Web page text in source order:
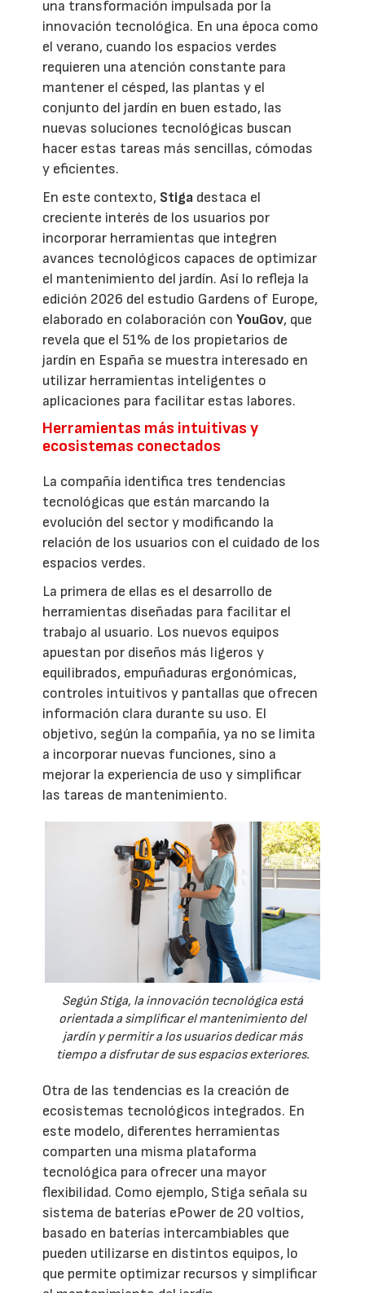
una transformación impulsada por la
innovación tecnológica. En una época como
el verano, cuando los espacios verdes
requieren una atención constante para
mantener el césped, las plantas y el
conjunto del jardín en buen estado, las
nuevas soluciones tecnológicas buscan
hacer estas tareas más sencillas, cómodas
y eficientes.
En este contexto, Stiga destaca el
creciente interés de los usuarios por
incorporar herramientas que integren
avances tecnológicos capaces de optimizar
el mantenimiento del jardín. Así lo refleja la
edición 2026 del estudio Gardens of Europe,
elaborado en colaboración conYouGov, que
revela que el 51% de los propietarios de
jardín en España se muestra interesado en
utilizar herramientas inteligentes o
aplicaciones para facilitar estas labores.
Herramientas más intuitivas y
ecosistemas conectados
La compañía identifica tres tendencias
tecnológicas que están marcando la
evolución del sector y modificando la
relación de los usuarios con el cuidado de los
espacios verdes.
La primera de ellas es el desarrollo de
herramientas diseñadas para facilitar el
trabajo al usuario. Los nuevos equipos
apuestan por diseños más ligeros y
equilibrados, empuñaduras ergonómicas,
controles intuitivos y pantallas que ofrecen
información clara durante su uso. El
objetivo, según la compañía, ya no se limita
a incorporar nuevas funciones, sino a
mejorar la experiencia de uso y simplificar
las tareas de mantenimiento.
Según Stiga, la innovación tecnológica está
orientada a simplificar el mantenimiento del
jardín y permitir a los usuarios dedicar más
tiempo a disfrutar de sus espacios exteriores.
Otra de las tendencias es la creación de
ecosistemas tecnológicos integrados. En
este modelo, diferentes herramientas
comparten una misma plataforma
tecnológica para ofrecer una mayor
flexibilidad. Como ejemplo, Stiga señala su
sistema de baterías ePower de 20 voltios,
basado en baterías intercambiables que
pueden utilizarse en distintos equipos, lo
que permite optimizar recursos y simplificar